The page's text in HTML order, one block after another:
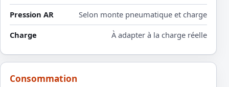
Pression AR
Selon monte pneumatique et charge
Charge
À adapter à la charge réelle
Consommation